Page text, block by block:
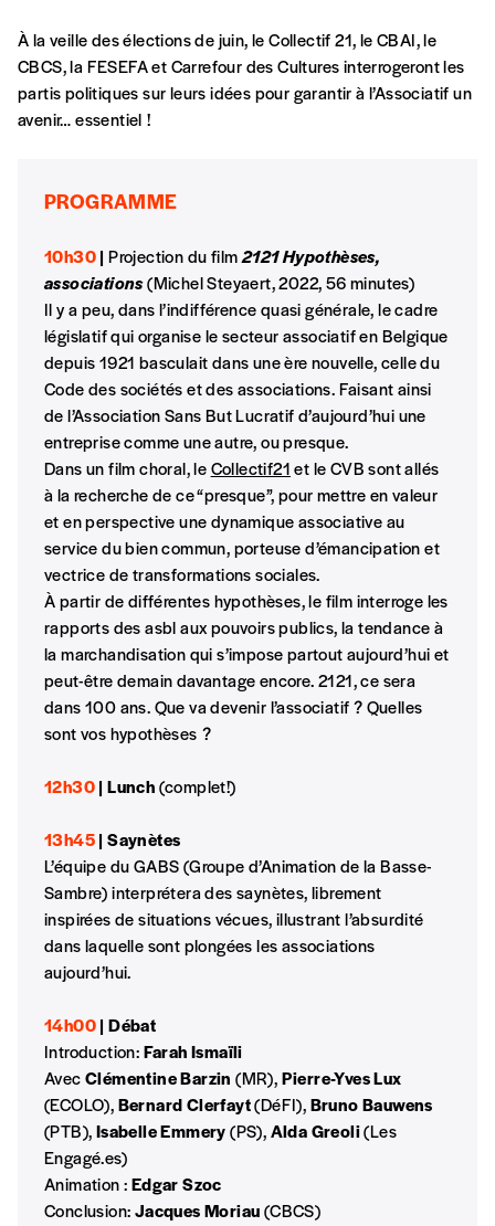
CONNEXION
Créer un
compte
Les mots de passe ne correspondent pas
INSCRIPTION
*champs obligatoires
Le prix libre est un mode de fixation du prix
par l’acheteur d’un bien ou d’un service, qui
peut être une manière pour lui de payer le prix
qu’il estime juste. Dans l’objectif de rendre nos
solidarité, nous vous proposons d’estimer
Cette valeur peut donc être inférieure, égale
ou supérieure au prix indicatif. De cette
manière, vous soutenez le travail de l’équipe
de rédaction selon vos moyens et vos
motivations.
En pratique
Vous vous abonnez pour l’année civile en
cours ou vous commandez au numéro.
Vous indiquez si vous souhaitez recevoir la
revue en format papier ou numérique.
Vous renseignez vos coordonnées.
Vous versez le montant de votre choix sur le
compteIBAN BE34 0010 7305
2190avec en communication le numéro de
la commande renseigné dans le mail de
confirmation et la mention “participation
Imag”.
NB: Vous pouvez choisir de participer
avoir reçu plusieurs numéros. Ce paiement
n’est pas indispensable. Il marque votre
volonté de soutenir nos activités.
NOS
FORMULES
Abonnement
1 an = 5 numéros
À la veille des élections de juin, le Collectif 21, le CBAI, le
CBCS, la FESEFA et Carrefour des Cultures interrogeront les
partis politiques sur leurs idées pour garantir à l’Associatif un
avenir… essentiel !
PROGRAMME
10h30|Projection du film2121 Hypothèses,
associations(Michel Steyaert, 2022, 56 minutes)
Il y a peu, dans l’indifférence quasi générale, le cadre
législatif qui organise le secteur associatif en Belgique
depuis 1921 basculait dans une ère nouvelle, celle du
Code des sociétés et des associations. Faisant ainsi
de l’Association Sans But Lucratif d’aujourd’hui une
entreprise comme une autre, ou presque.
Dans un film choral, leCollectif21et le CVB sont allés
à la recherche de ce “presque”, pour mettre en valeur
et en perspective une dynamique associative au
service du bien commun, porteuse d’émancipation et
vectrice de transformations sociales.
À partir de différentes hypothèses, le film interroge les
rapports des asbl aux pouvoirs publics, la tendance à
la marchandisation qui s’impose partout aujourd’hui et
peut-être demain davantage encore. 2121, ce sera
dans 100 ans. Que va devenir l’associatif ? Quelles
sont vos hypothèses ?
12h30| Lunch(complet!)
13h45| Saynètes
L’équipe du GABS (Groupe d’Animation de la Basse-
Sambre) interprétera des saynètes, librement
inspirées de situations vécues, illustrant l’absurdité
dans laquelle sont plongées les associations
aujourd’hui.
14h00| Débat
Introduction:Farah Ismaïli
AvecClémentine Barzin(MR),Pierre-Yves Lux
(ECOLO),Bernard Clerfayt(DéFI),Bruno Bauwens
(PTB),Isabelle Emmery(PS),Alda Greoli(Les
Engagé.es)
Animation :Edgar Szoc
Conclusion:Jacques Moriau(CBCS)